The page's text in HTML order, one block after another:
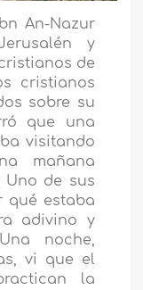
An-Nazur
y
de
cristianos
sobre su
que una
visitando
mañana
Uno de sus
qué estaba
adivino y
noche,
vi que el
la